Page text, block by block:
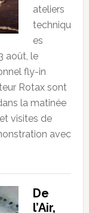
ateliers
techniqu
es
août, le
fly-in
Rotax sont
la matinée
visites de
avec
De
l’Air,